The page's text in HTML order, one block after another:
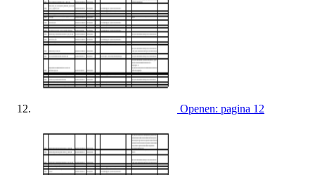
Openen: pagina 12